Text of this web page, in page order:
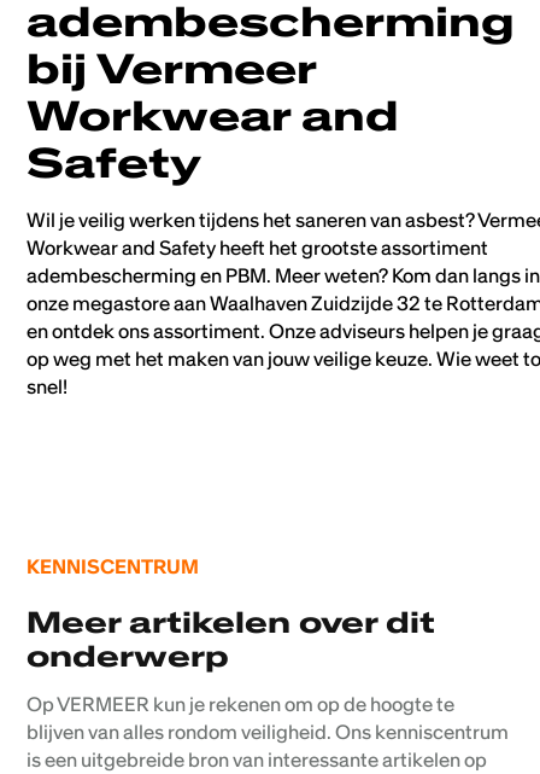
adembescherming
bij Vermeer
Workwear and
Safety
Wil je veilig werken tijdens het saneren van asbest?
Workwear and Safety heeft het grootste assortiment
adembescherming en PBM. Meer weten? Kom dan langs in
onze megastore aan Waalhaven Zuidzijde 32 te
en ontdek ons assortiment. Onze adviseurs helpen je
op weg met het maken van jouw veilige keuze. Wie weet
snel!
KENNISCENTRUM
Meer artikelen over dit
onderwerp
Op VERMEER kun je rekenen om op de hoogte te
blijven van alles rondom veiligheid. Ons kenniscentrum
is een uitgebreide bron van interessante artikelen op